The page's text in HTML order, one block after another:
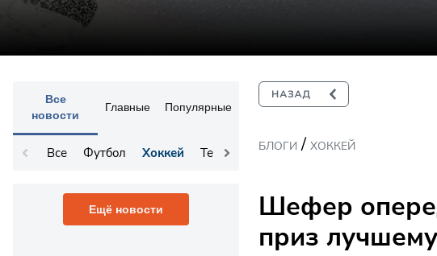
Все
новости
Главные Популярные
Все Футбол Хоккей Теннис Остальное
Ещё новости
БЛОГИ / ХОККЕЙ
Шефер
приз